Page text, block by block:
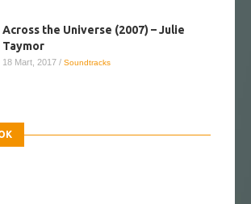
Across the Universe (2007) – Julie
Taymor
18 Mart, 2017 / Soundtracks